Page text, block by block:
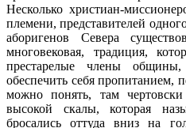
Несколько христиан-
племени, представителей
аборигенов Севера
многовековая, традиция,
престарелые члены
обеспечить себя пропитанием,
можно понять, там
высокой скалы, которая
бросались оттуда вниз на